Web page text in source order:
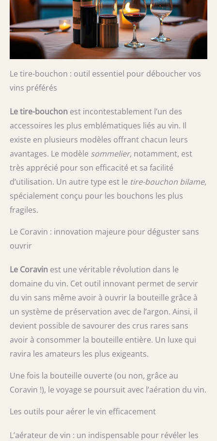
Le tire-bouchon : outil essentiel pour déboucher vos
vins préférés
Le tire-bouchon est incontestablement l’un des
accessoires les plus emblématiques liés au vin. Il
existe en plusieurs modèles offrant chacun leurs
avantages. Le modèle sommelier, notamment, est
très apprécié pour son efficacité et sa facilité
d’utilisation. Un autre type est le tire-bouchon bilame,
spécialement conçu pour les bouchons les plus
fragiles.
Le Coravin : innovation majeure pour déguster sans
ouvrir
Le Coravin est une véritable révolution dans le
domaine du vin. Cet outil innovant permet de servir
du vin sans même avoir à ouvrir la bouteille grâce à
un système de préservation avec de l’argon. Ainsi, il
devient possible de savourer des crus rares sans
avoir à consommer la bouteille entière. Un luxe qui
ravira les amateurs les plus exigeants.
Une fois la bouteille ouverte (ou non, grâce au
Coravin !), le voyage se poursuit avec l’aération du vin.
Les outils pour aérer le vin efficacement
L’aérateur de vin : un indispensable pour révéler les